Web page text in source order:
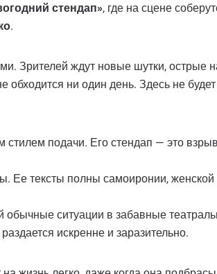
стендап», где на сцене
.
Зрителей ждут новые шутки,
ни один день. Здесь не
подачи. Его стендап — это
Ее тексты полны самоиронии,
ситуации в забавные
искренне и заразительно.